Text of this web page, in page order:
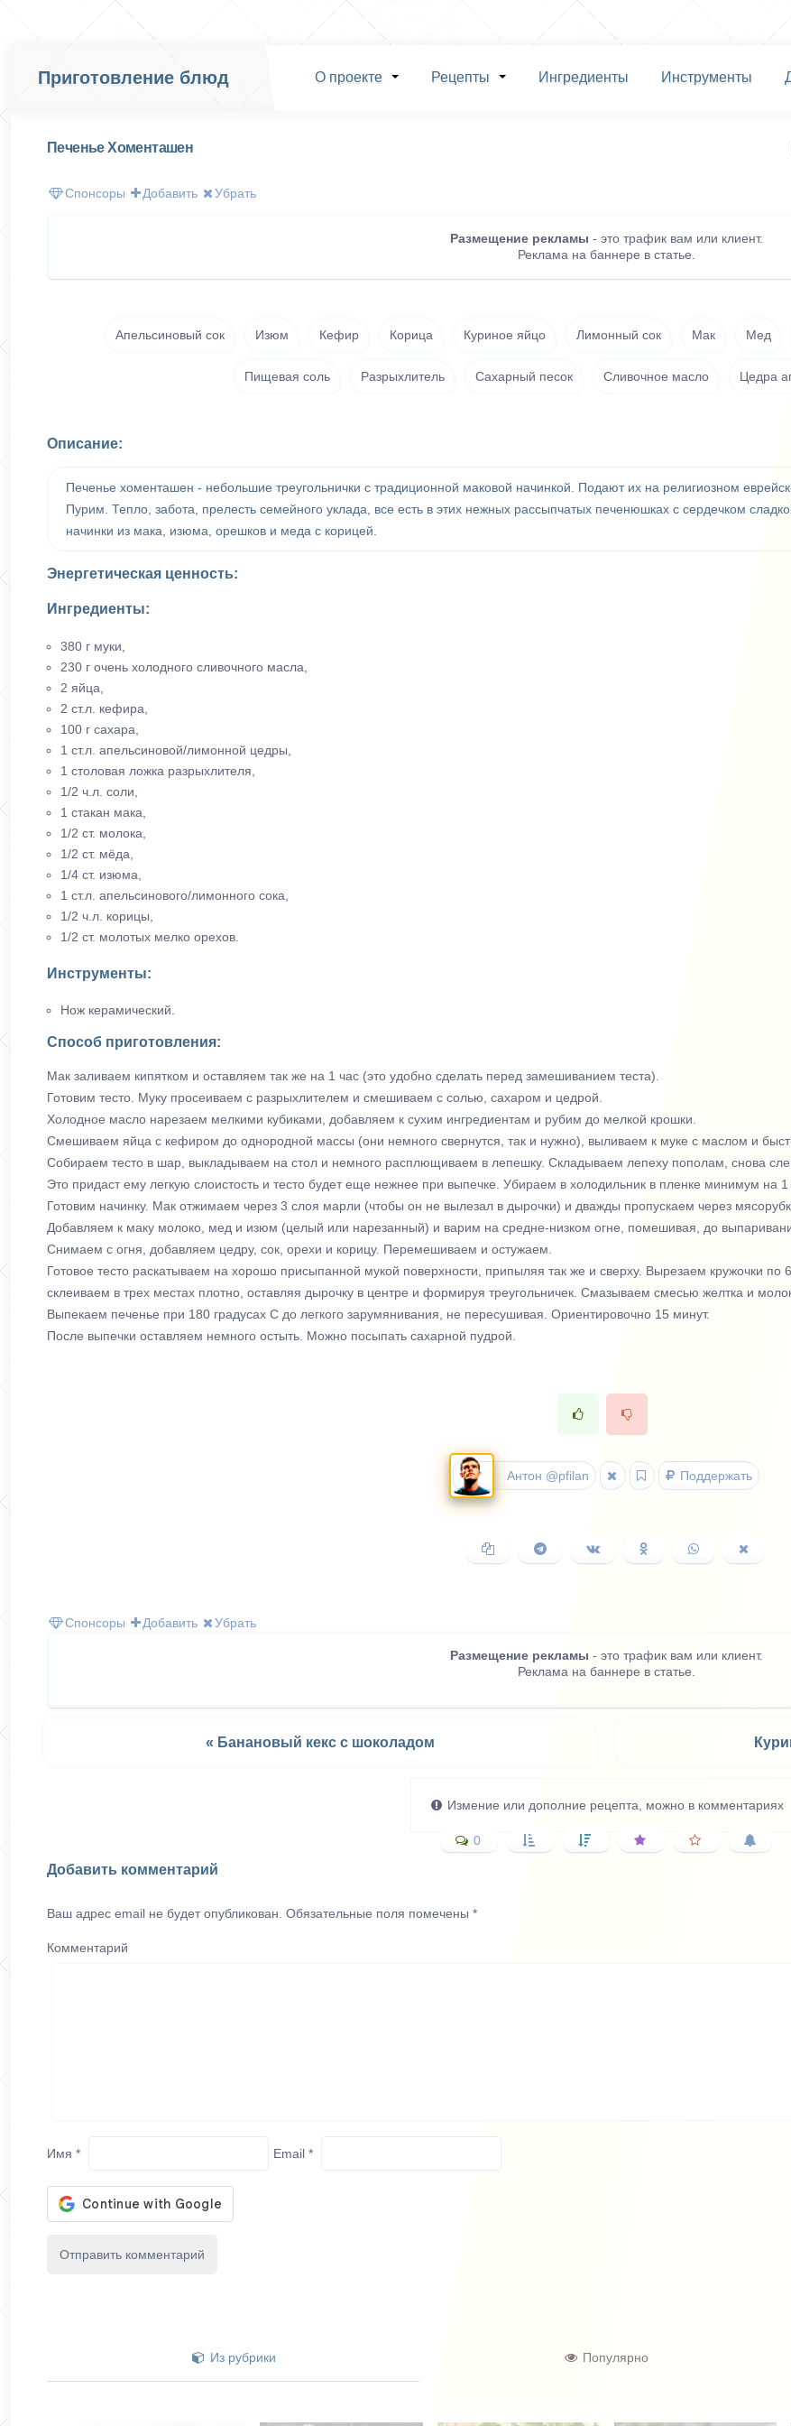
Приготовление блюд О проекте Рецепты Ингредиенты Инструменты
Печенье Хоменташен
Спонсоры Добавить Убрать
Размещение рекламы - это трафик вам или клиент.
Реклама на баннере в статье.
Апельсиновый сок Изюм Кефир Корица Куриное яйцо Лимонный сок Мак Мед
Пищевая соль Разрыхлитель Сахарный песок Сливочное масло Цедра
Описание:
Печенье хоменташен - небольшие треугольнички с традиционной маковой начинкой. Подают их на религиозном
Пурим. Тепло, забота, прелесть семейного уклада, все есть в этих нежных рассыпчатых печенюшках с сердечком
начинки из мака, изюма, орешков и меда с корицей.
Энергетическая ценность:
Ингредиенты:
380 г муки,
230 г очень холодного сливочного масла,
2 яйца,
2 ст.л. кефира,
100 г сахара,
1 ст.л. апельсиновой/лимонной цедры,
1 столовая ложка разрыхлителя,
1/2 ч.л. соли,
1 стакан мака,
1/2 ст. молока,
1/2 ст. мёда,
1/4 ст. изюма,
1 ст.л. апельсинового/лимонного сока,
1/2 ч.л. корицы,
1/2 ст. молотых мелко орехов.
Инструменты:
Нож керамический.
Способ приготовления:
Мак заливаем кипятком и оставляем так же на 1 час (это удобно сделать перед замешиванием теста).
Готовим тесто. Муку просеиваем с разрыхлителем и смешиваем с солью, сахаром и цедрой.
Холодное масло нарезаем мелкими кубиками, добавляем к сухим ингредиентам и рубим до мелкой крошки.
Смешиваем яйца с кефиром до однородной массы (они немного свернутся, так и нужно), выливаем к муке с маслом и
Собираем тесто в шар, выкладываем на стол и немного расплющиваем в лепешку. Складываем лепеху пополам, снова
Это придаст ему легкую слоистость и тесто будет еще нежнее при выпечке. Убираем в холодильник в пленке минимум на 1
Готовим начинку. Мак отжимаем через 3 слоя марли (чтобы он не вылезал в дырочки) и дважды пропускаем через
Добавляем к маку молоко, мед и изюм (целый или нарезанный) и варим на средне-низком огне, помешивая, до
Снимаем с огня, добавляем цедру, сок, орехи и корицу. Перемешиваем и остужаем.
Готовое тесто раскатываем на хорошо присыпанной мукой поверхности, припыляя так же и сверху. Вырезаем кружочки
склеиваем в трех местах плотно, оставляя дырочку в центре и формируя треугольничек. Смазываем смесью желтка и
Выпекаем печенье при 180 градусах С до легкого зарумянивания, не пересушивая. Ориентировочно 15 минут.
После выпечки оставляем немного остыть. Можно посыпать сахарной пудрой.
Антон @pfilan Поддержать
Копировать
ссылку
Поделиться
в
Поделиться
ВКонтакте
Поделиться
в
Поделиться
в
в
Спонсоры
Добавить Убрать
Размещение рекламы - это трафик вам или клиент.
Реклама на баннере в статье.
« Банановый кекс с шоколадом
Измение или дополние рецепта, можно в комментариях
0
Добавить комментарий
Ваш адрес email не будет опубликован. Обязательные поля помечены *
Комментарий
Имя * Email *
Из рубрики Популярно